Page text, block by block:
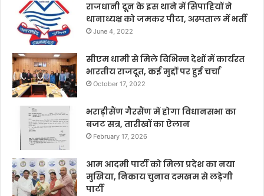
राजधानी दून के इस थाने में सिपाहियों ने
थानाध्यक्ष को जमकर पीटा, अस्पताल में भर्ती
June 4, 2022
सीएम धामी से मिले विभिन्न देशों में कार्यरत
भारतीय राजदूत, कई मुद्दों पर हुई चर्चा
October 17, 2022
भराड़ीसैंण गैरसैंण में होगा विधानसभा का
बजट सत्र, तारीखों का ऐलान
February 17, 2026
आम आदमी पार्टी को मिला प्रदेश का नया
मुखिया, निकाय चुनाव दमखम से लड़ेगी
पार्टी